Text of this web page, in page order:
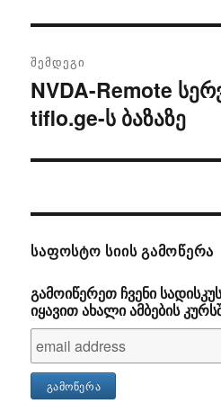
ᲨᲔᲛᲓᲔᲒᲘ
შემდეგი
პოსტი
NVDA-Remote
tiflo.ge-ს ბაზაზე
ᲡᲐᲤᲝᲡᲢᲝ ᲡᲘᲘᲡ ᲒᲐᲛᲝᲬᲔᲠᲐ
გამოიწერეთ ჩვენი
იყავით ახალი ამბების